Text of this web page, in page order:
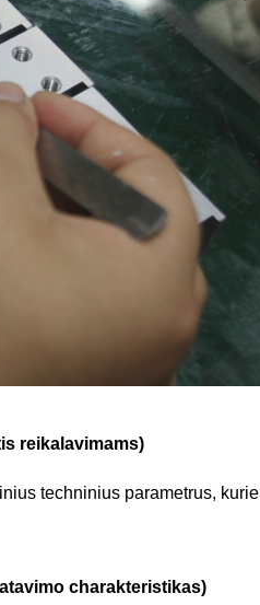
reikalavimams)
techninius parametrus, kurie
charakteristikas)